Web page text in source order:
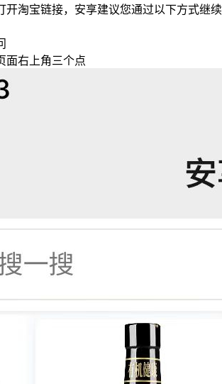
开淘宝链接，安享建议您通过以下方式继续
面右上角三个点